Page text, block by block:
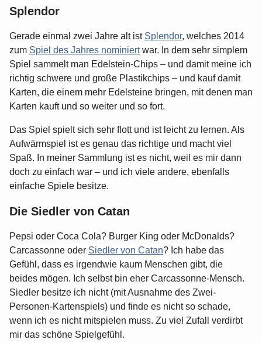
Splendor
Gerade einmal zwei Jahre alt ist Splendor, welches 2014
zum Spiel des Jahres nominiertwar. In dem sehr simplem
Spiel sammelt man Edelstein-Chips – und damit meine ich
richtig schwere und große Plastikchips – und kauf damit
Karten, die einem mehr Edelsteine bringen, mit denen man
Karten kauft und so weiter und so fort.
Das Spiel spielt sich sehr flott und ist leicht zu lernen. Als
Aufwärmspiel ist es genau das richtige und macht viel
Spaß. In meiner Sammlung ist es nicht, weil es mir dann
doch zu einfach war – und ich viele andere, ebenfalls
einfache Spiele besitze.
Die Siedler von Catan
Pepsi oder Coca Cola? Burger King oder McDonalds?
Carcassonne oder Siedler von Catan? Ich habe das
Gefühl, dass es irgendwie kaum Menschen gibt, die
beides mögen. Ich selbst bin eher Carcassonne-Mensch.
Siedler besitze ich nicht (mit Ausnahme des Zwei-
Personen-Kartenspiels) und finde es nicht so schade,
wenn ich es nicht mitspielen muss. Zu viel Zufall verdirbt
mir das schöne Spielgefühl.